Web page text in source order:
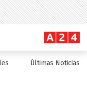
Últimas Noticias